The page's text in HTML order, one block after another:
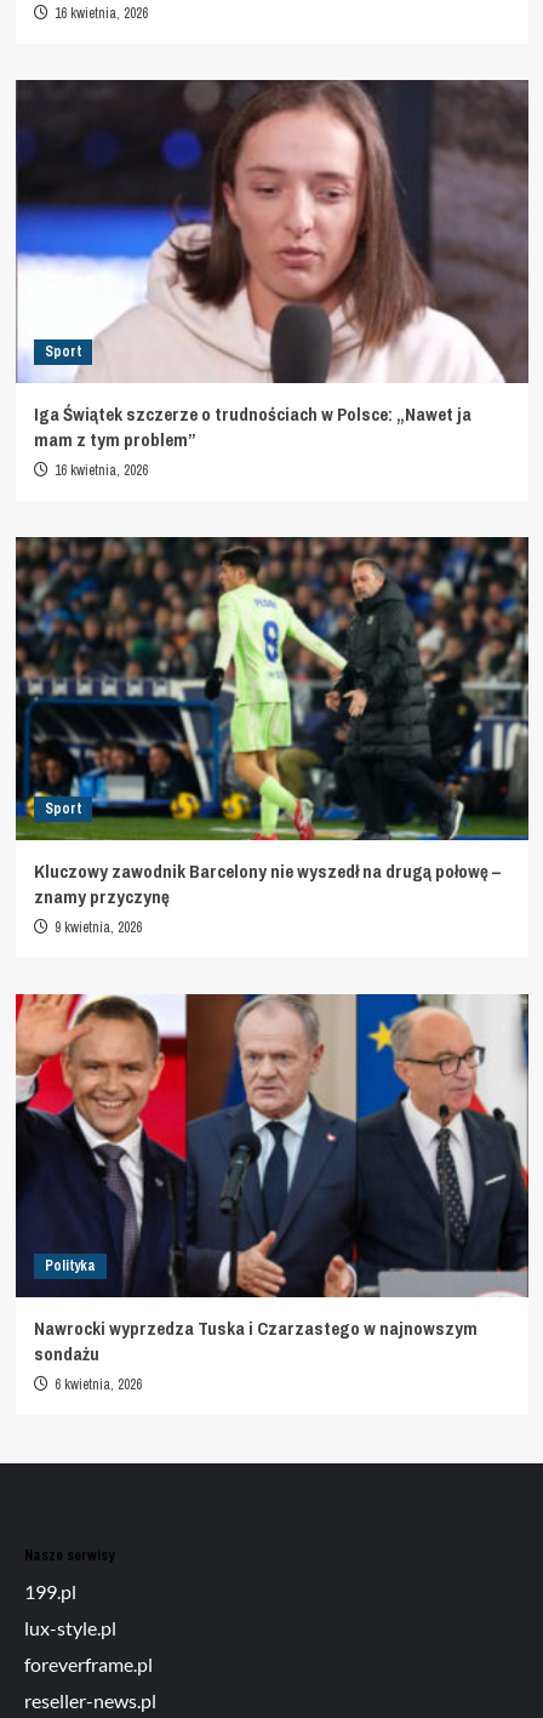
16 kwietnia, 2026
Sport
Iga Świątek szczerze o trudnościach w Polsce: „Nawet ja
mam z tym problem”
16 kwietnia, 2026
Sport
Kluczowy zawodnik Barcelony nie wyszedł na drugą połowę –
znamy przyczynę
9 kwietnia, 2026
Polityka
Nawrocki wyprzedza Tuska i Czarzastego w najnowszym
sondażu
6 kwietnia, 2026
Nasze serwisy
199.pl
lux-style.pl
foreverframe.pl
reseller-news.pl